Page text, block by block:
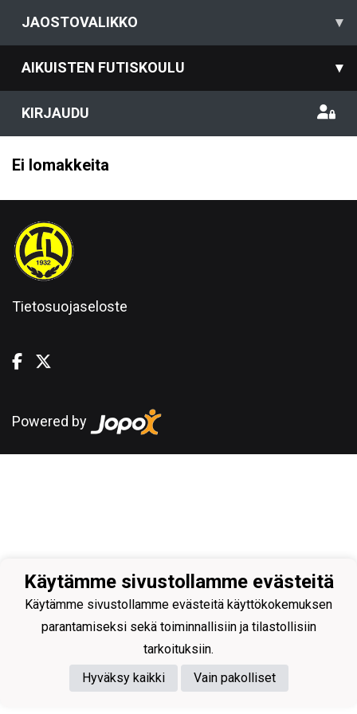
JAOSTOVALIKKO ▾
AIKUISTEN FUTISKOULU ▾
KIRJAUDU
Ei lomakkeita
Tietosuojaseloste
Powered by
Käytämme sivustollamme evästeitä
Käytämme sivustollamme evästeitä käyttökokemuksen
parantamiseksi sekä toiminnallisiin ja tilastollisiin
tarkoituksiin.
Hyväksy kaikki
Vain pakolliset